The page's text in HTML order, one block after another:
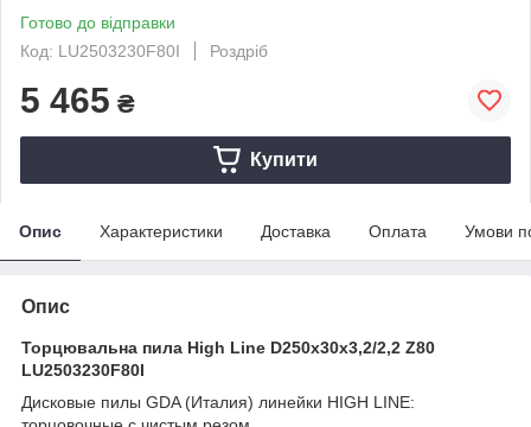
Готово до відправки
Код: LU2503230F80I
Роздріб
5 465 ₴
Купити
Опис Характеристики Доставка Оплата Умови
Опис
Торцювальна пила High Line D250x30x3,2/2,2 Z80
LU2503230F80I
Дисковые пилы GDA (Италия) линейки HIGH LINE: